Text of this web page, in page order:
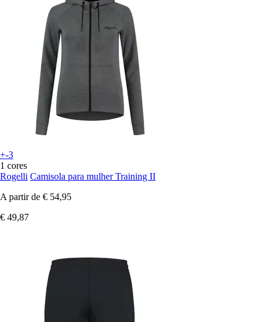
+-3
1 cores
Rogelli Camisola para mulher Training II
A partir de € 54,95
€ 49,87